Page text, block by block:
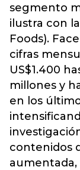
segmento
ilustra con
Foods).
cifras
US$1.400
millones y
en los
contenidos
aumentada,